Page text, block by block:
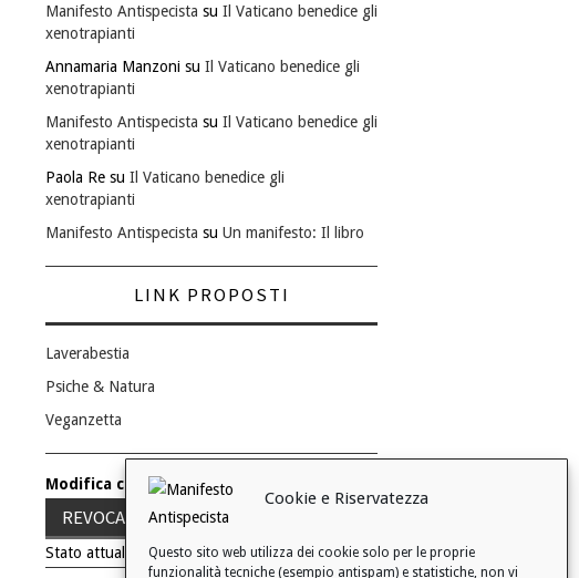
Cookie e Riservatezza
Questo sito web utilizza dei cookie solo per le proprie
funzionalità tecniche (esempio antispam) e statistiche, non vi
Manifesto Antispecista su Il Vaticano benedice gli
xenotrapianti
Annamaria Manzoni su Il Vaticano benedice gli
xenotrapianti
Manifesto Antispecista su Il Vaticano benedice gli
xenotrapianti
Paola Re su Il Vaticano benedice gli
xenotrapianti
Manifesto Antispecista su Un manifesto: Il libro
LINK PROPOSTI
Laverabestia
Psiche & Natura
Veganzetta
Modifica consenso ai cookie
REVOCA IL TUO CONSENSO
Stato attuale: Negato